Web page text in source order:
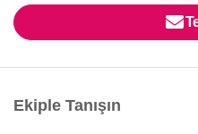
Ekiple Tanışın